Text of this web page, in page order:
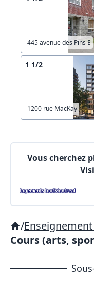
445 avenue des Pins E
1 1/2
1200 rue MacKay
Vous cherchez
/
Cours (arts,